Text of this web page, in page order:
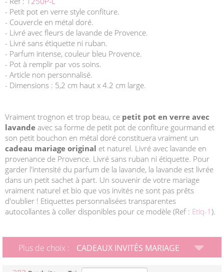
- Petit pot en verre style confiture.
- Couvercle en métal doré.
- Livré avec fleurs de lavande de Provence.
- Livré sans étiquette ni ruban.
- Parfum intense, couleur bleu Provence.
- Pot à remplir par vos soins.
- Article non personnalisé.
- Dimensions : 5,2 cm haut x 4.2 cm large.
Vraiment trognon et trop beau, ce petit pot en verre avec
lavande avec sa forme de petit pot de confiture gourmand et
son petit bouchon en métal doré constituera vraiment un
cadeau mariage original et naturel. Livré avec lavande en
provenance de Provence. Livré sans ruban ni étiquette. Pour
garder l'intensité du parfum de la lavande, la lavande est livrée
dans un petit sachet à part. Un souvenir de votre mariage
vraiment naturel et bio que vos invités ne sont pas prêts
d'oublier ! Etiquettes personnalisées transparentes
autocollantes à coller disponibles pour ce modèle (Ref : Etiq-1 ).
Plus de choix : CADEAUX INVITÉS MARIAGE